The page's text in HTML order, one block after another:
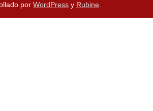
por WordPress y Rubine